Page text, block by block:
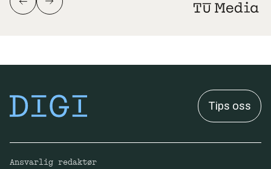
Tips oss
Ansvarlig redaktør